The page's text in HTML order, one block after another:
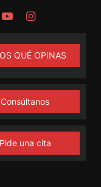
QUÉ OPINAS
Consúltanos
Pide una cita